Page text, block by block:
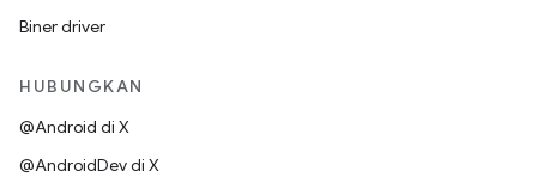
Biner driver
HUBUNGKAN
@Android di X
@AndroidDev di X